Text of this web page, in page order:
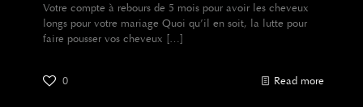
Votre compte à rebours de 5 mois pour avoir les cheveux
longs pour votre mariage Quoi qu’il en soit, la lutte pour
faire pousser vos cheveux […]
0 Read more